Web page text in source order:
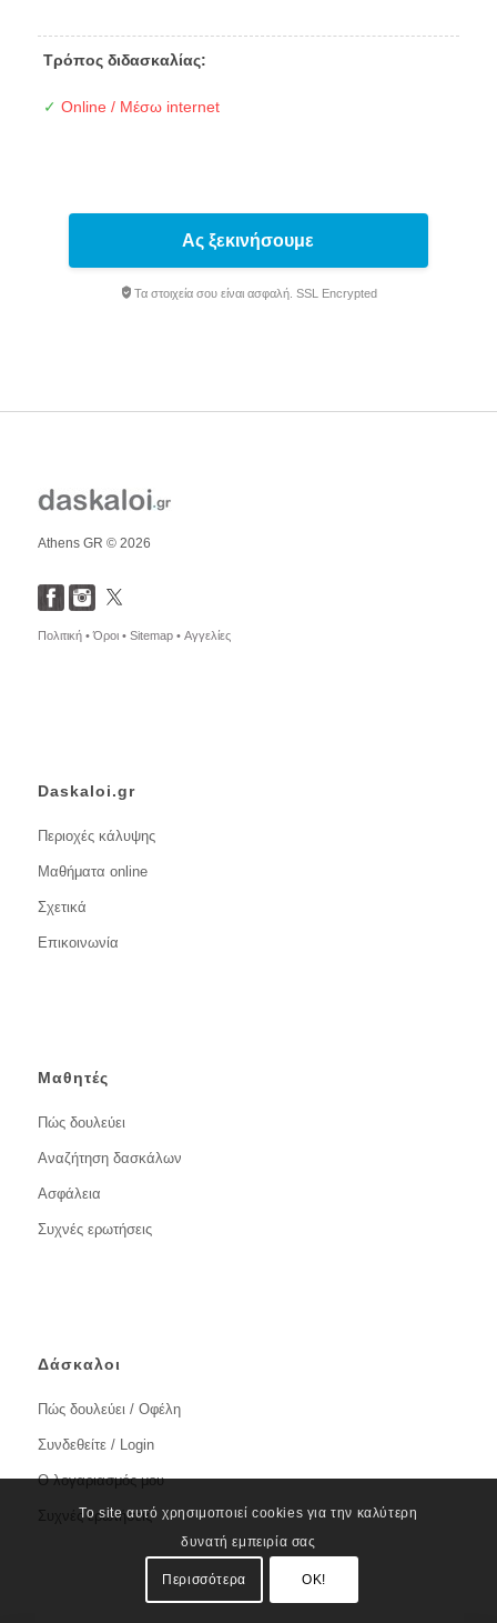
Τρόπος διδασκαλίας:
✓ Online / Μέσω internet
Ας ξεκινήσουμε
Τα στοιχεία σου είναι ασφαλή. SSL Encrypted
Athens GR © 2026
Πολιτική •Όροι • Sitemap • Αγγελίες
Daskaloi.gr
Περιοχές κάλυψης
Μαθήματα online
Σχετικά
Επικοινωνία
Μαθητές
Πώς δουλεύει
Αναζήτηση δασκάλων
Ασφάλεια
Συχνές ερωτήσεις
Δάσκαλοι
Πώς δουλεύει / Οφέλη
Συνδεθείτε / Login
Ο λογαριασμός μου
Συχνές ερωτήσεις
Το site αυτό χρησιμοποιεί cookies για την καλύτερη
δυνατή εμπειρία σας
Περισσότερα OK!